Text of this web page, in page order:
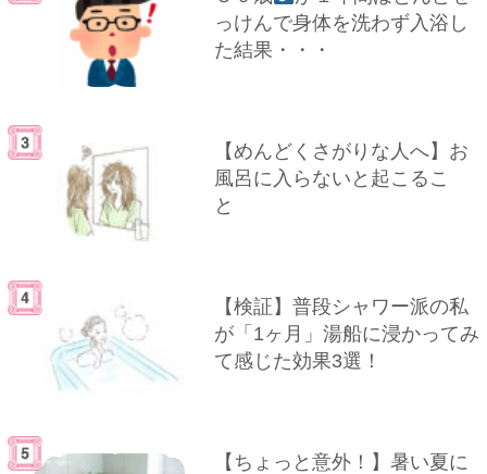
っけんで身体を洗わず入浴し
た結果・・・
【めんどくさがりな人へ】お
風呂に入らないと起こるこ
と
【検証】普段シャワー派の私
が「1ヶ月」湯船に浸かってみ
て感じた効果3選！
【ちょっと意外！】暑い夏に